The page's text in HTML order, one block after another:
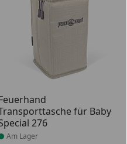
für Baby
276
am Lager
Am Lager